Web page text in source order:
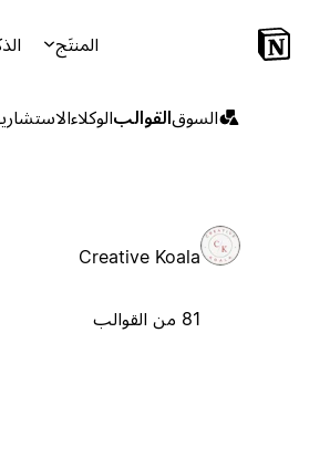
المنتَج
السوقالقوالبالوكلاء
Creative Koala
81 من القوالب